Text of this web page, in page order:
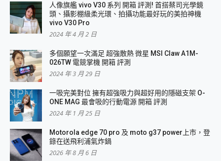
人像旗艦 vivo V30 系列 開箱 評測! 首搭蔡司光學鏡
頭、攝影棚級柔光環、拍攝功能最好玩的美拍神機
vivo V30 Pro
2024 年 4 月 2 日
多個願望一次滿足 超強散熱 微星 MSI Claw A1M-
026TW 電競掌機 開箱 評測
2024 年 3 月 29 日
一吸完美對位 擁有超強吸力與超好用的隱磁支架 O-
ONE MAG 最會吸的行動電源 開箱 評測
2024 年 1 月 25 日
Motorola edge 70 pro 及 moto g37 power上市，登
錄在送飛利浦氣炸鍋
2026 年 8 月 6 日